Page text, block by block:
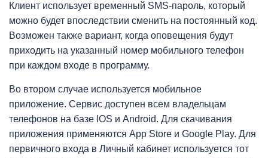
Клиент использует временный SMS-пароль, который
можно будет впоследствии сменить на постоянный код.
Возможен также вариант, когда оповещения будут
приходить на указанный номер мобильного телефон
при каждом входе в программу.
Во втором случае используется мобильное
приложение. Сервис доступен всем владельцам
телефонов на базе IOS и Android. Для скачивания
приложения применяются App Store и Google Play. Для
первичного входа в Личный кабинет используется тот